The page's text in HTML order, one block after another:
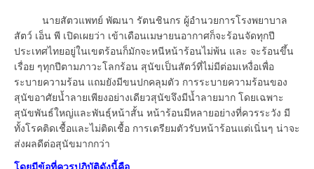
นายสัตวแพทย์ พัฒนา รัตนชินกร ผู้อำนวยการโรงพยาบาล
สัตว์ เอ็น พี เปิดเผยว่า เข้าเดือนเมษายนอากาศก็จะร้อนจัดทุกปี
ประเทศไทยอยู่ในเขตร้อนก็มักจะหนีหน้าร้อนไม่พ้น และ จะร้อนขึ้น
เรื่อย ๆทุกปีตามภาวะโลกร้อน สุนัขเป็นสัตว์ที่ไม่มีต่อมเหงื่อเพื่อ
ระบายความร้อน แถมยังมีขนปกคลุมตัว การระบายความร้อนของ
สุนัขอาศัยน้ำลายเพียงอย่างเดียวสุนัขจึงมีน้ำลายมาก โดยเฉพาะ
สุนัขพันธ์ใหญ่และพันธุ์หน้าสั้น หน้าร้อนมีหลายอย่างที่ควรระวัง มี
ทั้งโรคติดเชื้อและไม่ติดเชื้อ การเตรียมตัวรับหน้าร้อนแต่เนิ่นๆ น่าจะ
ส่งผลดีต่อสุนัขมากกว่า